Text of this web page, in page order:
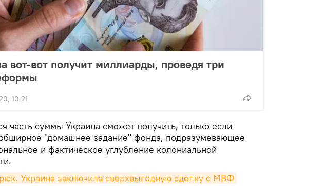
вот-вот получит миллиарды, проведя три
10:21
часть суммы Украина сможет получить, только если
"домашнее задание" фонда, подразумевающее
и фактическое углубление колониальной
Украина заключила сверхвыгодную сделку с МВФ